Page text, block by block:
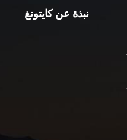
نبذة عن كايتونغ